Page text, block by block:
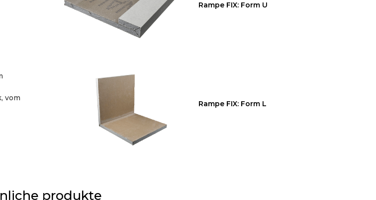
vom
Rampe FIX: Form U
Rampe FIX: Form L
produkte